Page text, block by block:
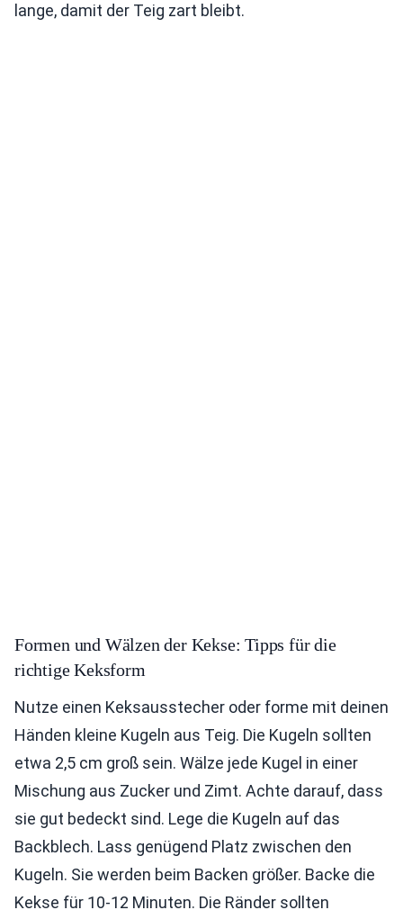
lange, damit der Teig zart bleibt.
Formen und Wälzen der Kekse: Tipps für die
richtige Keksform
Nutze einen Keksausstecher oder forme mit deinen
Händen kleine Kugeln aus Teig. Die Kugeln sollten
etwa 2,5 cm groß sein. Wälze jede Kugel in einer
Mischung aus Zucker und Zimt. Achte darauf, dass
sie gut bedeckt sind. Lege die Kugeln auf das
Backblech. Lass genügend Platz zwischen den
Kugeln. Sie werden beim Backen größer. Backe die
Kekse für 10-12 Minuten. Die Ränder sollten